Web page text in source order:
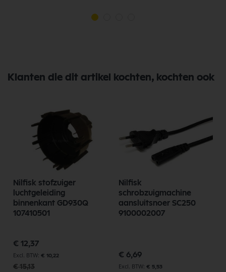
Klanten die dit artikel kochten, kochten ook
Nilfisk stofzuiger
luchtgeleiding
binnenkant GD930Q
107410501
Speciale
prijs
€ 12,37
€ 10,22
€ 15,13
Nilfisk
schrobzuigmachine
aansluitsnoer SC250
9100002007
€ 6,69
€ 5,53